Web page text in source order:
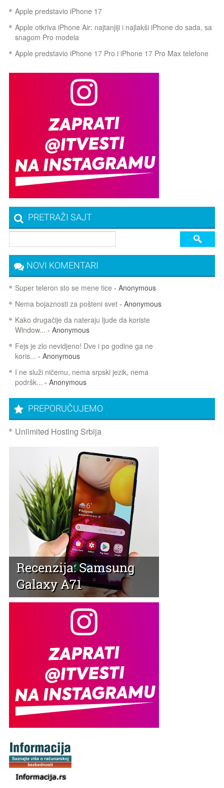
Apple predstavio iPhone 17
Apple otkriva iPhone Air: najtanjiji i najlakši iPhone do sada, sa
snagom Pro modela
Apple predstavio iPhone 17 Pro i iPhone 17 Pro Max telefone
PRETRAŽI SAJT
NOVI KOMENTARI
Super teleron sto se mene tice - Anonymous
Nema bojaznosti za pošteni svet- Anonymous
Kako drugačije da nateraju ljude da koriste
Window... - Anonymous
Fejs je zlo nevidjeno! Dve i po godine ga ne
koris... - Anonymous
I ne služi ničemu, nema srpski jezik, nema
podršk... - Anonymous
PREPORUČUJEMO
Unlimited Hosting Srbija
Recenzija: Samsung
Galaxy A71